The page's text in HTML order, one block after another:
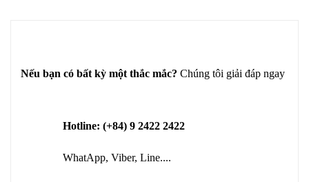
Nếu bạn có bất kỳ một thắc mắc? Chúng tôi giải đáp ngay
Hotline: (+84) 9 2422 2422
WhatApp, Viber, Line....